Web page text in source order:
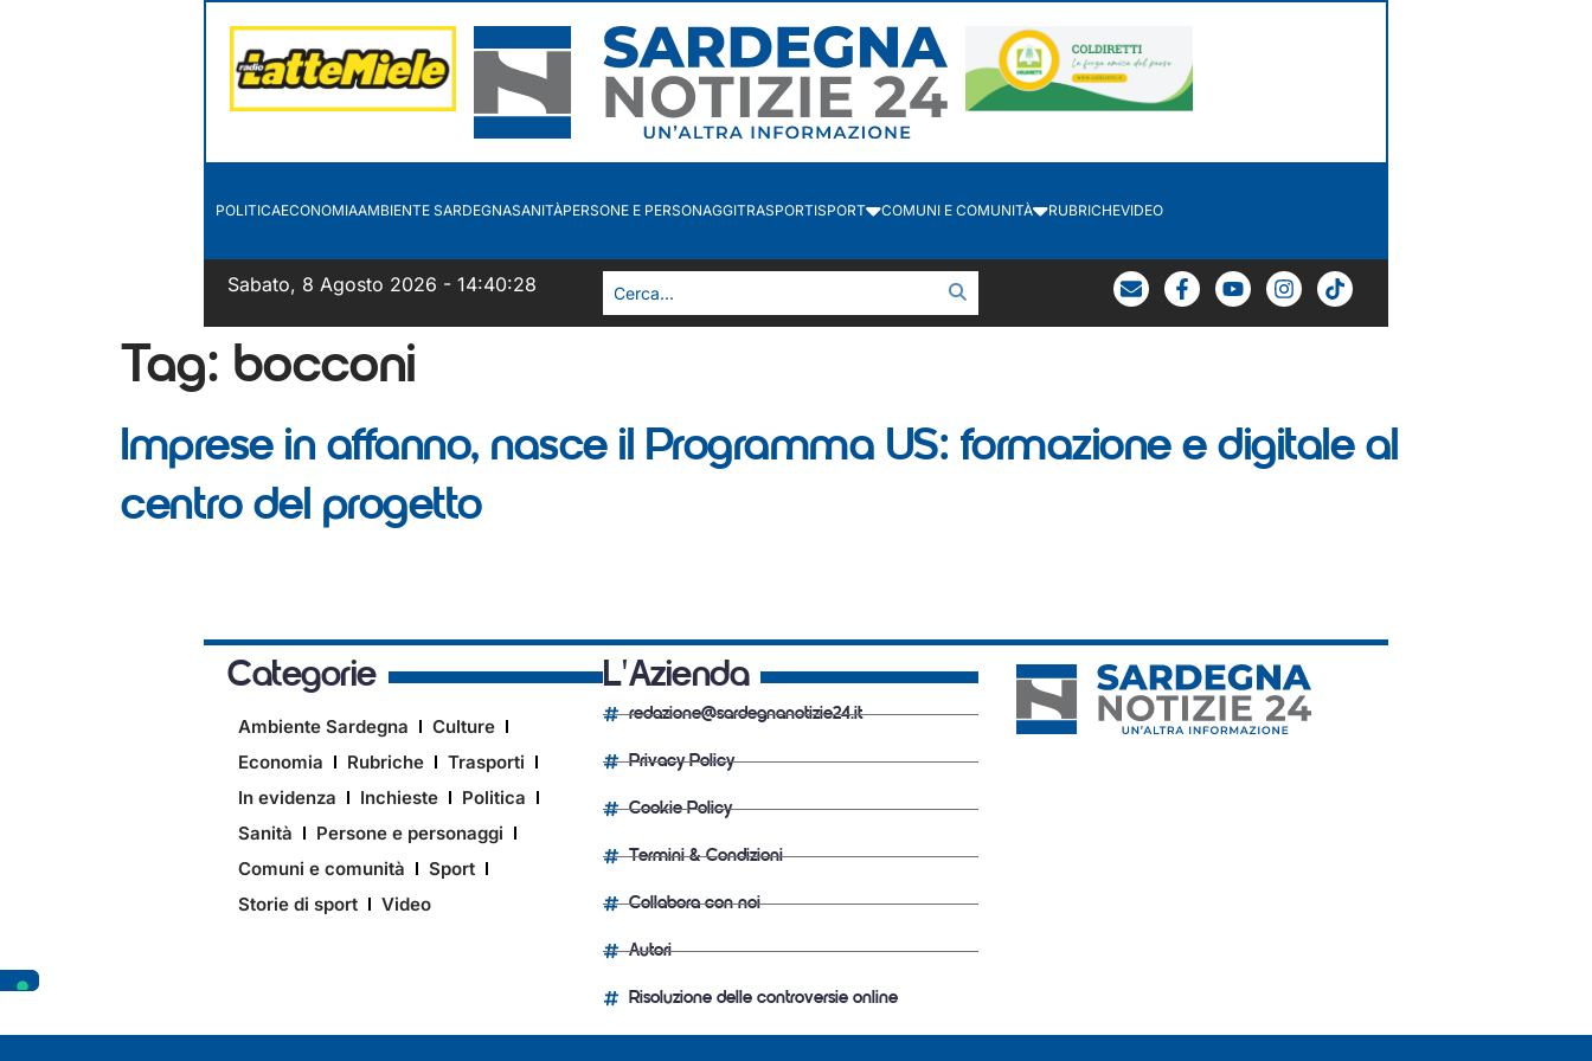
POLITICAECONOMIAAMBIENTE SARDEGNASANITÀPERSONE E PERSONAGGITRASPORTISPORT COMUNI E COMUNITÀ RUBRICHEVIDEO
Sabato, 8 Agosto 2026 - 14:40:28
Tag: bocconi
Imprese in affanno, nasce il Programma US: formazione e digitale al
centro del progetto
Categorie
Ambiente Sardegna
Culture
Economia
Rubriche
Trasporti
In evidenza
Inchieste
Politica
Sanità
Persone e personaggi
Comuni e comunità
Sport
Storie di sport
Video
L'Azienda
redazione@sardegnanotizie24.it
Privacy Policy
Cookie Policy
Termini & Condizioni
Collabora con noi
Autori
Risoluzione delle controversie online